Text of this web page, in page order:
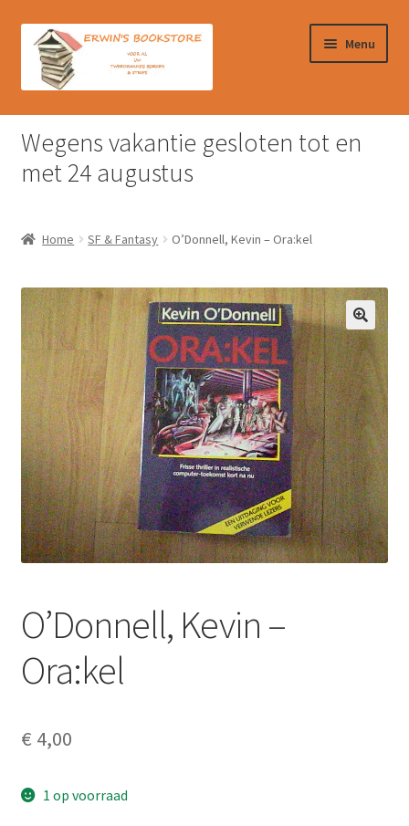
door
naar
naar
Menu
Home
Afrekenen
Verzendkosten & Ophalen boeken
Winkelmand
Wegens vakantie gesloten tot en
met 24 augustus
Home SF & Fantasy O’Donnell, Kevin – Ora:kel
O’Donnell, Kevin –
Ora:kel
€ 4,00
1 op voorraad